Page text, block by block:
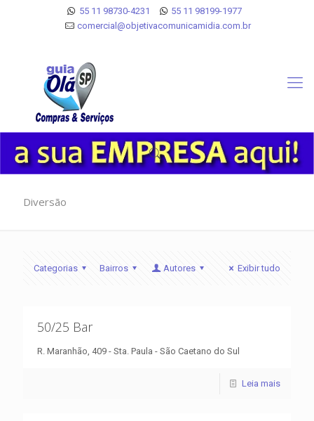
55 11 98730-4231
55 11 98199-1977
comercial@objetivacomunicamidia.com.br
Diversão
Categorias Bairros Autores Exibir tudo
50/25 Bar
R. Maranhão, 409 - Sta. Paula - São Caetano do Sul
Leia mais